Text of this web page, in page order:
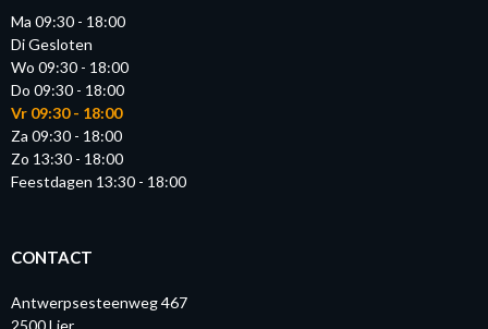
Ma 09:30 - 18:00
Di Gesloten
Wo 09:30 - 18:00
Do 09:30 - 18:00
Vr 09:30 - 18:00
Za 09:30 - 18:00
Zo 13:30 - 18:00
Feestdagen 13:30 - 18:00
CONTACT
Antwerpsesteenweg 467
2500 Lier